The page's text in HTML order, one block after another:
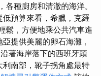
種廚房和清澈的海洋。
低預算來看，希臘，克羅
鬆，方便地乘公共汽車進
提供美麗的卵石海灘，
著海岸落下的西班牙頭
利南部，靴子拐角處最特